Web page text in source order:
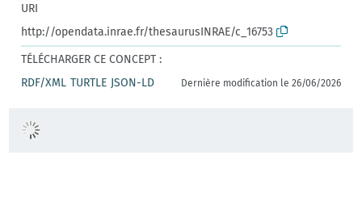
URI
http://opendata.inrae.fr/thesaurusINRAE/c_16753
TÉLÉCHARGER CE CONCEPT :
RDF/XML TURTLE JSON-LD Dernière modification le 26/06/2026